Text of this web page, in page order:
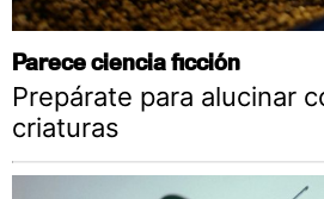
Parece ciencia ficción
Prepárate para alucinar
criaturas